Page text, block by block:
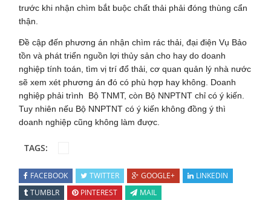
trước khi nhận chìm bắt buộc chất thải phải đóng thùng cẩn
thận.
Đề cập đến phương án nhận chìm rác thải, đại điện Vụ Bảo
tồn và phát triển nguồn lợi thủy sản cho hay do doanh
nghiệp tính toán, tìm vị trí đổ thải, cơ quan quản lý nhà nước
sẽ xem xét phương án đó có phù hợp hay không. Doanh
nghiệp phải trình Bộ TNMT, còn Bộ NNPTNT chỉ có ý kiến.
Tuy nhiên nếu Bộ NNPTNT có ý kiến không đồng ý thì
doanh nghiệp cũng không làm được.
TAGS:
FACEBOOK TWITTER GOOGLE+
LINKEDIN
TUMBLR
PINTEREST MAIL